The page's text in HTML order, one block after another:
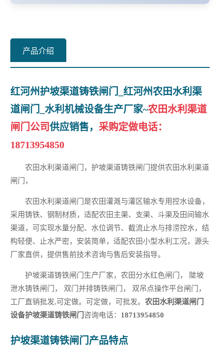
产品介绍
红河州护坡渠道铸铁闸门_红河州农田水利渠
道闸门_水利机械设备生产厂家~农田水利渠道
闸门公司供应销售，采购定做电话：
18713954850
农田水利渠道闸门，护坡渠道铸铁闸门提供农田水利渠道
闸门，
农田水利渠道闸门是农田灌溉与灌区输水专用控水设备，
采用铸铁、钢制材质，适配农田主渠、支渠、斗渠及田间输水
渠道，可实现水量分配、水位调节、截流止水与排涝控水，结
构轻便、止水严密，安装简单，适配农田小型水利工况，源头
厂家直供，提供售前技术咨询与售后安装指导。
护坡渠道铸铁闸门生产厂家，农田分水红色闸门， 陡坡
泄水铸铁闸门， 双门并排铸铁闸门， 双吊点操作平台闸门，
工厂直销批发,可定做。可定做，可批发。农田水利渠道闸门
设备护坡渠道铸铁闸门 咨询电话： 18713954850
护坡渠道铸铁闸门产品特点